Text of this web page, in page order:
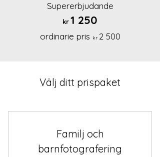
Supererbjudande
kr1 250
ordinarie pris kr 2 500
Välj ditt prispaket
Familj och
barnfotografering